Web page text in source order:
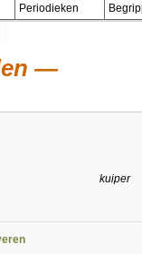
Periodieken
kuiper